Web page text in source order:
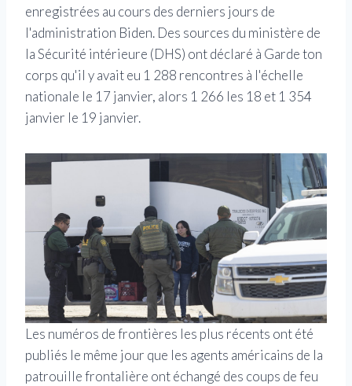
enregistrées au cours des derniers jours de
l'administration Biden. Des sources du ministère de
la Sécurité intérieure (DHS) ont déclaré à Garde ton
corps qu'il y avait eu 1 288 rencontres à l'échelle
nationale le 17 janvier, alors 1 266 les 18 et 1 354
janvier le 19 janvier.
Les numéros de frontières les plus récents ont été
publiés le même jour que les agents américains de la
patrouille frontalière ont échangé des coups de feu